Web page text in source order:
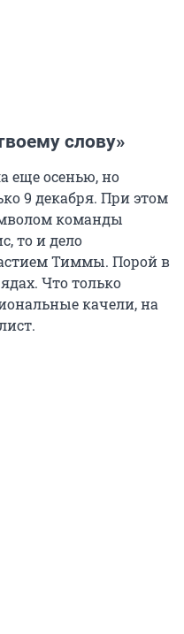
слову»
еще осенью, но
9 декабря. При этом
команды
то и дело
Тиммы. Порой в
Что только
качели, на